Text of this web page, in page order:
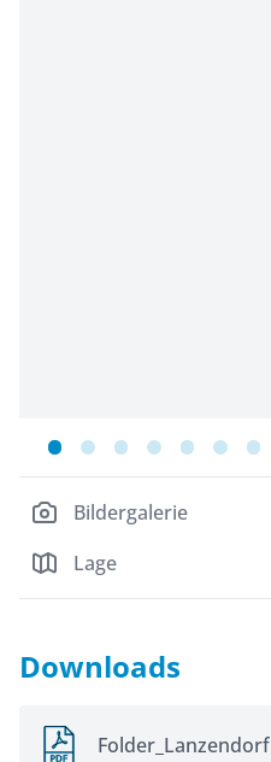
Bildergalerie
Lage
Downloads
Folder_Lanzendorf